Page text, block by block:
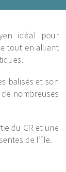
idéal pour
tout en alliant
balisés et son
nombreuses
du GR et une
de l’île.